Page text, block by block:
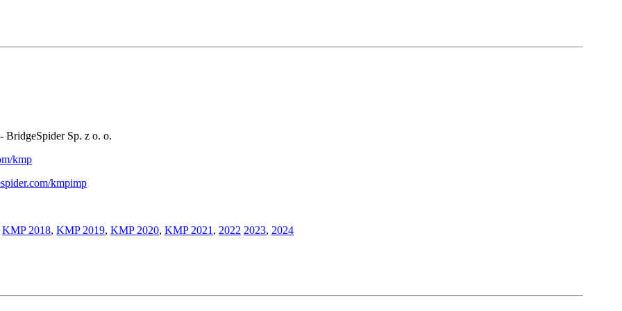
BridgeSpider Sp. z o. o.
kmp
kmpimp
KMP 2018, KMP 2019, KMP 2020, KMP 2021 , 2022 2023, 2024